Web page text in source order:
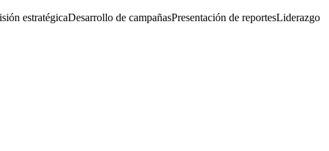
estratégicaDesarrollo de campañasPresentación de reportesLiderazgo